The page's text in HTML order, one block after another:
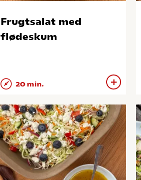
Frugtsalat med
flødeskum
20 min.